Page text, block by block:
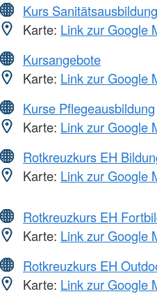
Kurs Sanitätsausbildung
Karte: Link zur Google
Kursangebote
Karte: Link zur Google
Kurse Pflegeausbildung
Karte: Link zur Google
Rotkreuzkurs EH
Karte: Link zur Google
Rotkreuzkurs EH
Karte: Link zur Google
Rotkreuzkurs EH
Karte: Link zur Google